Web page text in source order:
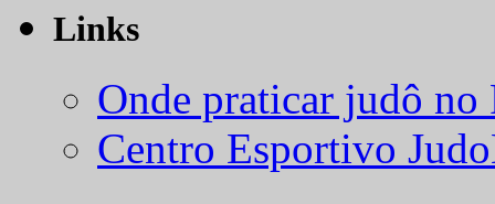
Links
Onde praticar judô
Centro Esportivo